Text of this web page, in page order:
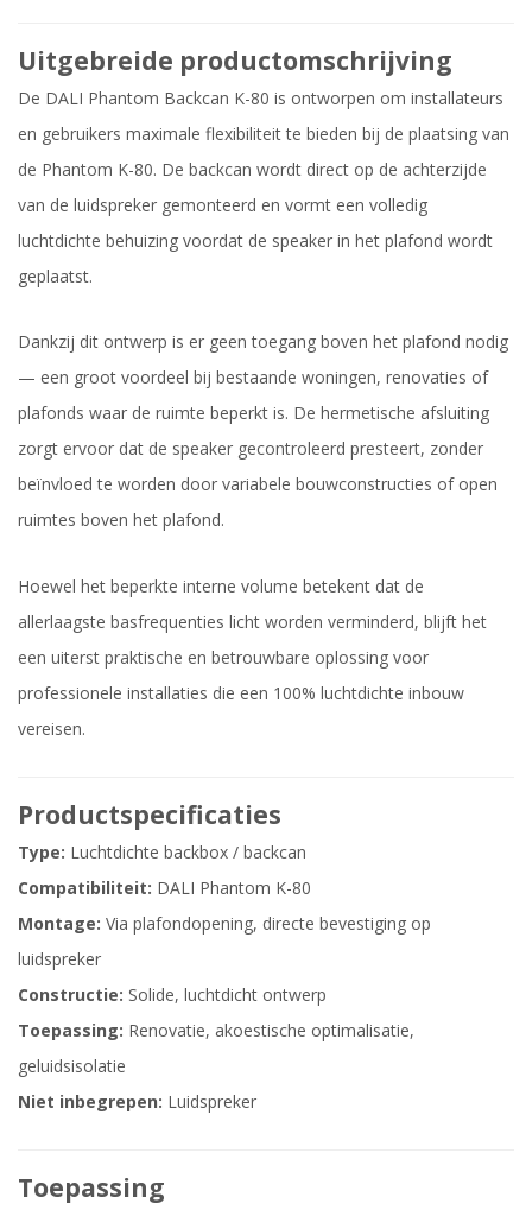
Uitgebreide productomschrijving
De DALI Phantom Backcan K-80 is ontworpen om installateurs
en gebruikers maximale flexibiliteit te bieden bij de plaatsing van
de Phantom K-80. De backcan wordt direct op de achterzijde
van de luidspreker gemonteerd en vormt een volledig
luchtdichte behuizing voordat de speaker in het plafond wordt
geplaatst.
Dankzij dit ontwerp is er geen toegang boven het plafond nodig
— een groot voordeel bij bestaande woningen, renovaties of
plafonds waar de ruimte beperkt is. De hermetische afsluiting
zorgt ervoor dat de speaker gecontroleerd presteert, zonder
beïnvloed te worden door variabele bouwconstructies of open
ruimtes boven het plafond.
Hoewel het beperkte interne volume betekent dat de
allerlaagste basfrequenties licht worden verminderd, blijft het
een uiterst praktische en betrouwbare oplossing voor
professionele installaties die een 100% luchtdichte inbouw
vereisen.
Productspecificaties
Type: Luchtdichte backbox / backcan
Compatibiliteit: DALI Phantom K-80
Montage: Via plafondopening, directe bevestiging op
luidspreker
Constructie: Solide, luchtdicht ontwerp
Toepassing: Renovatie, akoestische optimalisatie,
geluidsisolatie
Niet inbegrepen: Luidspreker
Toepassing